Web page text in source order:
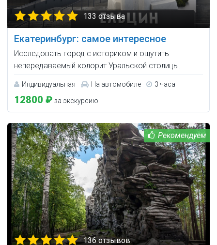
133 отзыва
Екатеринбург: самое интересное
Исследовать город с историком и ощутить
непередаваемый колорит Уральской столицы.
Индивидуальная На автомобиле 3 часа
12800 ₽ за экскурсию
136 отзывов